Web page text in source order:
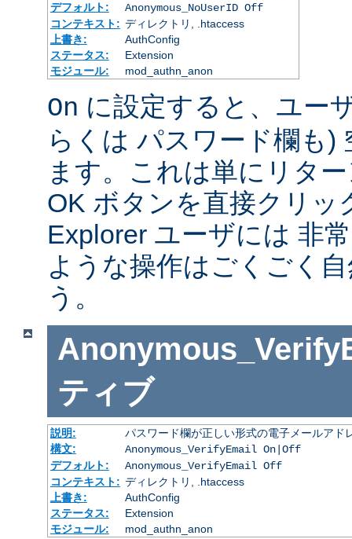
デフォルト:
Anonymous_NoUserID Off
コンテキスト: ディレクトリ, .htaccess
上書き:
AuthConfig
ステータス:
Extension
モジュール:
mod_authn_anon
On に設定すると、ユー
らくは パスワード欄も)
ます。これは単にリタ
OK ボタンを直接クリッ
Explorer ユーザには 非
ような操作はごくごく
う。
ティブ
説明:
パスワード欄が正しい形式の電子メールア
構文:
Anonymous_VerifyEmail On|Off
デフォルト:
Anonymous_VerifyEmail Off
コンテキスト: ディレクトリ, .htaccess
上書き:
AuthConfig
ステータス:
Extension
モジュール:
mod_authn_anon